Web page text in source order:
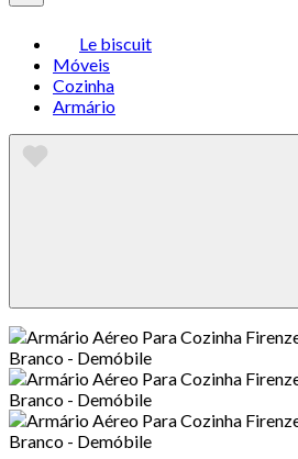
Le biscuit
Móveis
Cozinha
Armário